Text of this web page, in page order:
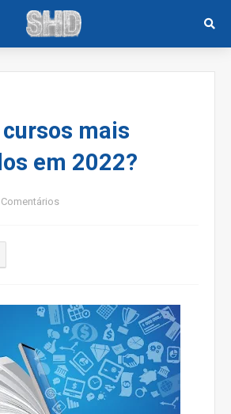
mais
em 2022?
Comentários